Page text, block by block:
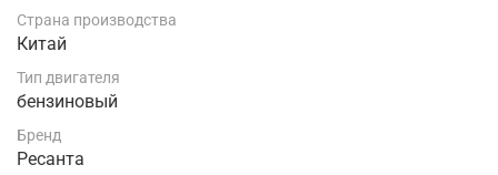
Страна производства
Китай
Тип двигателя
бензиновый
Бренд
Ресанта